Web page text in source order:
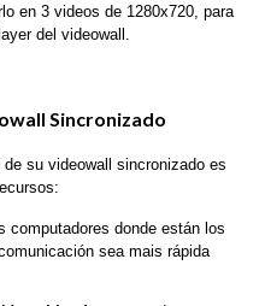
en 3 videos de 1280x720, para
del videowall.
Sincronizado
su videowall sincronizado es
computadores donde están los
sea mais rápida